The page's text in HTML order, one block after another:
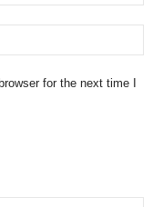
for the next time I